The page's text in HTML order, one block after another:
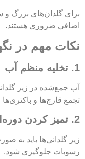
برای گلدان‌های بزرگ و
اضافی ضروری هستند.
نکات مهم در
1. تخلیه منظم آب
آب جمع‌شده در زیر
تجمع قارچ‌ها و
2. تمیز کردن دوره‌ای
زیر گلدانی‌ها باید به
رسوبات جلوگیری شود.